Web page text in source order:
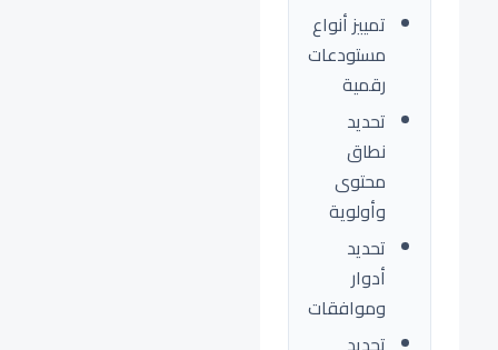
تمييز أنواع
مستودعات
رقمية
تحديد
نطاق
محتوى
وأولوية
تحديد
أدوار
وموافقات